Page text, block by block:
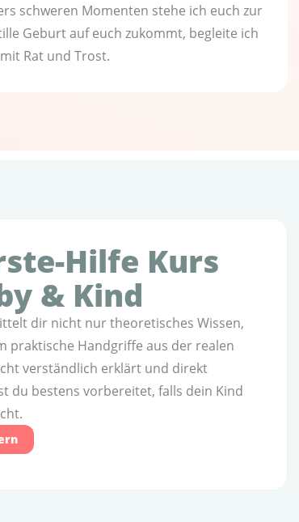
schweren Momenten stehe ich euch zur
Geburt auf euch zukommt, begleite ich
Rat und Trost.
Hilfe Kurs
& Kind
dir nicht nur theoretisches Wissen,
praktische Handgriffe aus der realen
verständlich erklärt und direkt
du bestens vorbereitet, falls dein Kind